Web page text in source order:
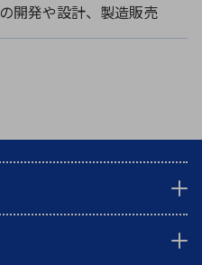
開発や設計、製造販売